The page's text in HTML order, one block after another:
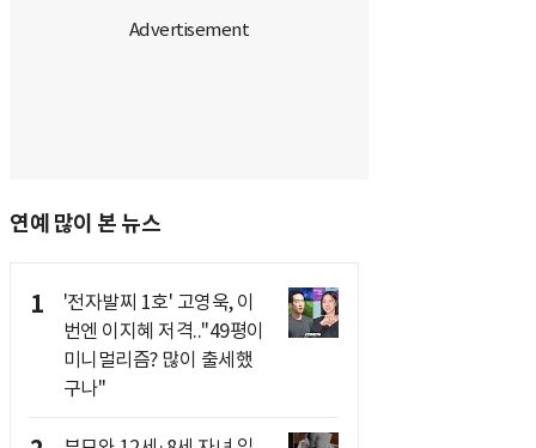
연예 많이 본 뉴스
1
'전자발찌 1호' 고영욱, 이
번엔 이지혜 저격.."49평이
미니멀리즘? 많이 출세했
구나"